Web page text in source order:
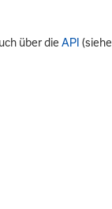
über dieAPI